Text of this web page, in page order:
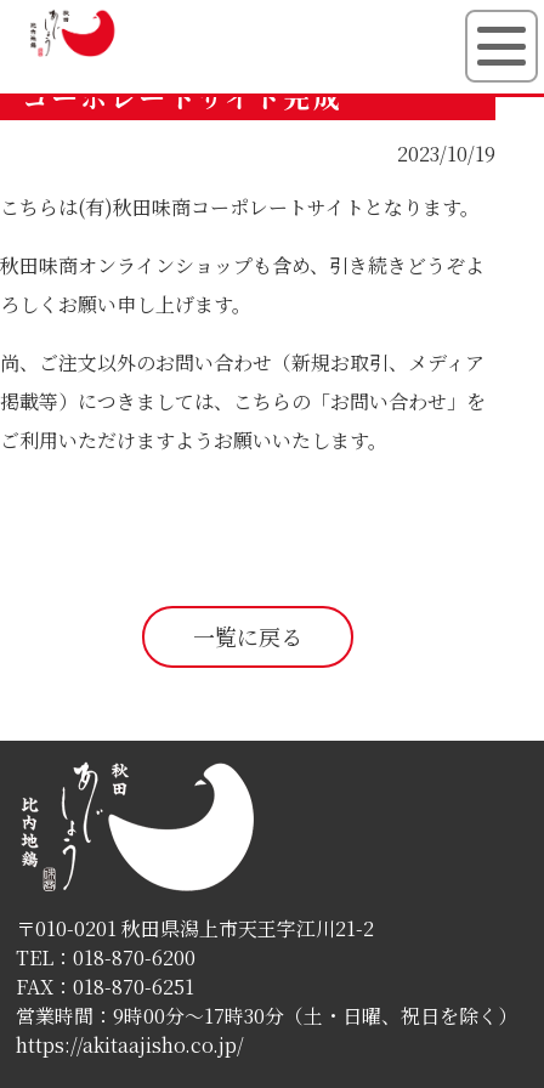
有限会社秋田
コーポレートサイト完成
2023/10/19
こちらは(有)秋田味商コーポレートサイトとなります。
秋田味商オンラインショップも含め、引き続きどうぞよ
ろしくお願い申し上げます。
尚、ご注文以外のお問い合わせ（新規お取引、メディア
掲載等）につきましては、こちらの「お問い合わせ」を
ご利用いただけますようお願いいたします。
一覧に戻る
〒010-0201 秋田県潟上市天王字江川21-2
TEL：018-870-6200
FAX：018-870-6251
営業時間：9時00分〜17時30分（土・日曜、祝日を除く）
https://akitaajisho.co.jp/